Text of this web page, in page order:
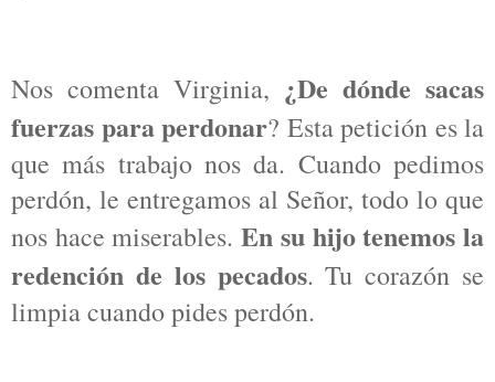
Nos comenta Virginia, ¿De dónde sacas
fuerzas para perdonar? Esta petición es la
que más trabajo nos da. Cuando pedimos
perdón, le entregamos al Señor, todo lo que
nos hace miserables.En su hijo tenemos la
redención de los pecados. Tu corazón se
limpia cuando pides perdón.